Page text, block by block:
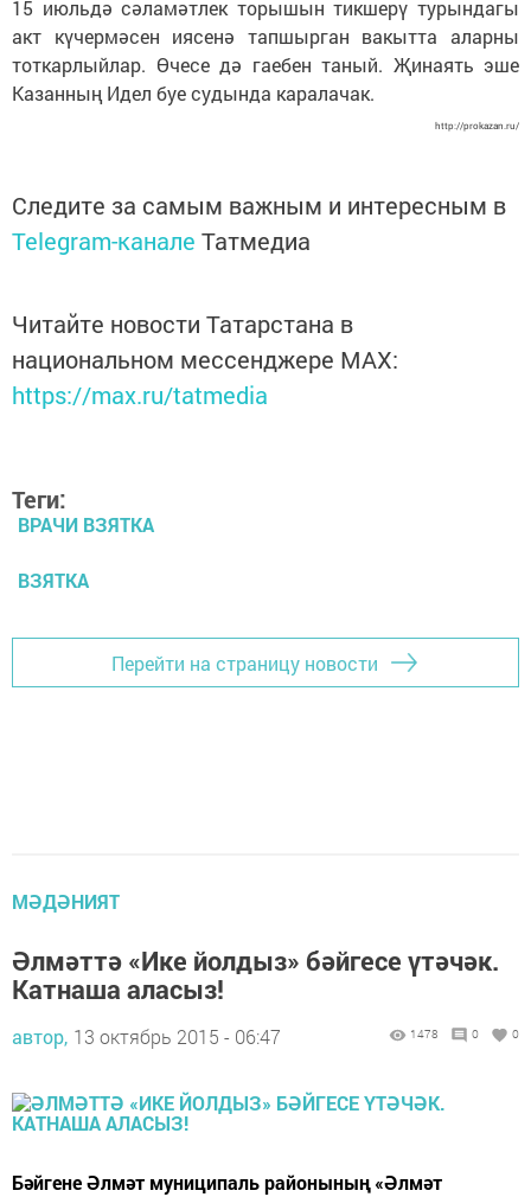
15 июльдә сәламәтлек торышын тикшерү турындагы
акт күчермәсен иясенә тапшырган вакытта аларны
тоткарлыйлар. Өчесе дә гаебен таный. Җинаять эше
Казанның Идел буе судында каралачак.
http://prokazan.ru/
Следите за самым важным и интересным в
Telegram-канале Татмедиа
Читайте новости Татарстана в
национальном мессенджере MАХ:
https://max.ru/tatmedia
Теги:
ВРАЧИ ВЗЯТКА
ВЗЯТКА
Перейти на страницу новости
МӘДӘНИЯТ
Әлмәттә «Ике йолдыз» бәйгесе үтәчәк.
Катнаша аласыз!
автор, 13 октябрь 2015 - 06:47 1478 0 0
Бәйгене Әлмәт муниципаль районының «Әлмәт